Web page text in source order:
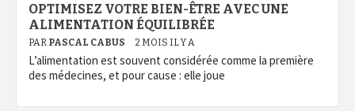
OPTIMISEZ VOTRE BIEN-ÊTRE AVEC UNE
ALIMENTATION ÉQUILIBRÉE
PAR PASCAL CABUS 2 MOIS IL Y A
L’alimentation est souvent considérée comme la première
des médecines, et pour cause : elle joue